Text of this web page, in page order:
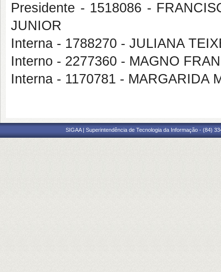
Presidente - 1518086 -
JUNIOR
Interna - 1788270 - JULIANA
Interno - 2277360 - MAGNO
Interna - 1170781 - MARGARIDA
SIGAA | Superintendência de Tecnologia da Informação - (84)